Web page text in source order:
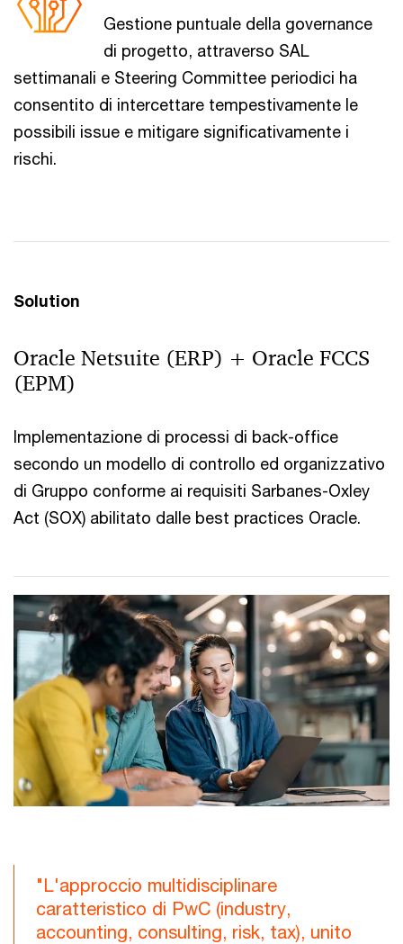
Gestione puntuale della governance
di progetto, attraverso SAL
settimanali e Steering Committee periodici ha
consentito di intercettare tempestivamente le
possibili issue e mitigare significativamente i
rischi.
Solution
Oracle Netsuite (ERP) + Oracle FCCS
(EPM)
Implementazione di processi di back-office
secondo un modello di controllo ed organizzativo
di Gruppo conforme ai requisiti Sarbanes-Oxley
Act (SOX) abilitato dalle best practices Oracle.
"L'approccio multidisciplinare
caratteristico di PwC (industry,
accounting, consulting, risk, tax), unito